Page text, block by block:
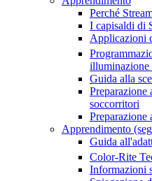
Perché
I capisaldi di
Applicazioni
illuminazione
Guida alla
Preparazione
soccorritori
Preparazione
Apprendimento
Guida
Color-Rite
Informazioni